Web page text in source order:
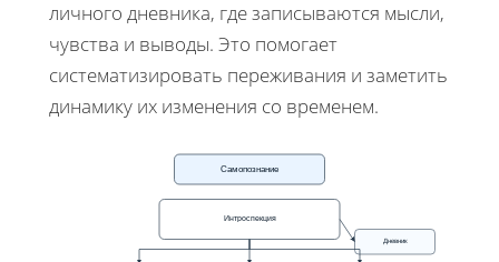
личного дневника, где записываются мысли,
чувства и выводы. Это помогает
систематизировать переживания и заметить
динамику их изменения со временем.
Самопознание
Интроспекция
Дневник